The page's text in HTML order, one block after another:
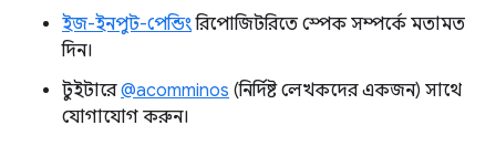
ইজ-ইনপুট-পেন্ডিংরিপোজিটরিতে স্পেক সম্পর্কে মতামত
দিন।
টুইটারে@acomminos (নির্দিষ্ট লেখকদের একজন) সাথে
যোগাযোগ করুন।